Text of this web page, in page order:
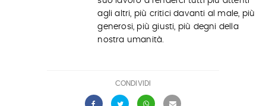
agli altri, più critici davanti al male, più
generosi, più giusti, più degni della
nostra umanità.
CONDIVIDI